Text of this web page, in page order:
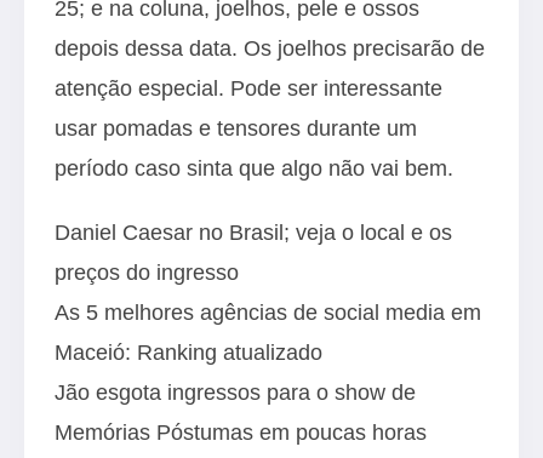
25; e na coluna, joelhos, pele e ossos
depois dessa data. Os joelhos precisarão de
atenção especial. Pode ser interessante
usar pomadas e tensores durante um
período caso sinta que algo não vai bem.
Daniel Caesar no Brasil; veja o local e os
preços do ingresso
As 5 melhores agências de social media em
Maceió: Ranking atualizado
Jão esgota ingressos para o show de
Memórias Póstumas em poucas horas